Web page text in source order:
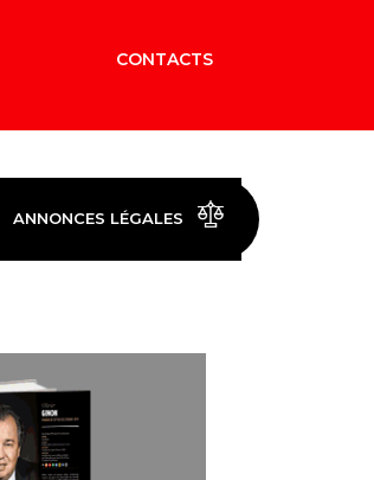
CONTACTS
ANNONCES LÉGALES